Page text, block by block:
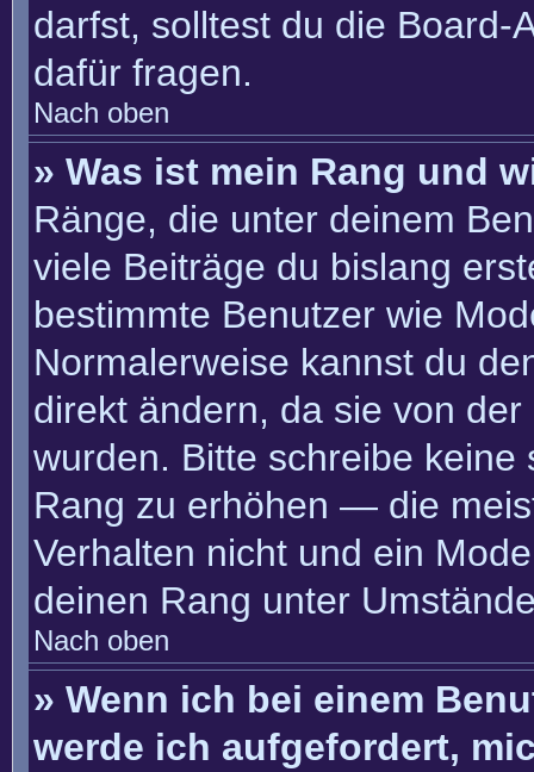
darfst, solltest du die Board-
dafür fragen.
Nach oben
» Was ist mein Rang und
Ränge, die unter deinem
viele Beiträge du bislang
bestimmte Benutzer wie
Normalerweise kannst du
direkt ändern, da sie von
wurden. Bitte schreibe
Rang zu erhöhen — die
Verhalten nicht und ein
deinen Rang unter
Nach oben
» Wenn ich bei einem
werde ich aufgefordert,